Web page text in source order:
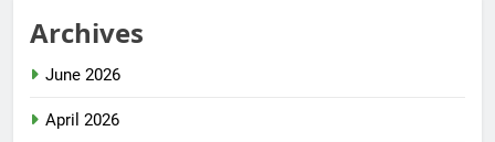
Archives
June 2026
April 2026